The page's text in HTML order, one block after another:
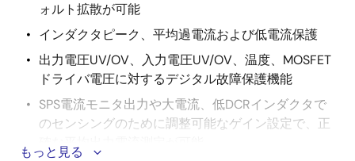
ォルト拡散が可能
インダクタピーク、平均過電流および低電流保護
出力電圧UV/OV、入力電圧UV/OV、温度、MOSFET
ドライバ電圧に対するデジタル故障保護機能
SPS電流モニタ出力や大電流、低DCRインダクタで
のセンシングのために調整可能なゲイン設定で、正
確な平均出力電流測定が可能
もっと見る